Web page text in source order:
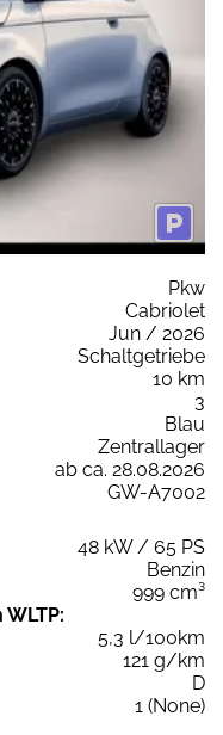
Pkw
Cabriolet
Jun / 2026
Schaltgetriebe
10 km
3
Blau
Zentrallager
ab ca. 28.08.2026
GW-A7002
48 kW / 65 PS
Benzin
999 cm³
5,3 l/100km
121 g/km
D
1 (None)